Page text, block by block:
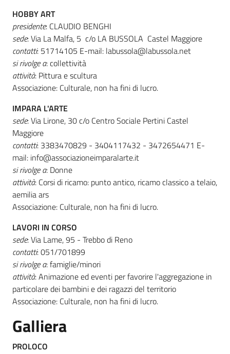
HOBBY ART
presidente: CLAUDIO BENGHI
sede: Via La Malfa, 5 c/o LA BUSSOLA Castel Maggiore
contatti: 51714105 E-mail: labussola@labussola.net
si rivolge a: collettività
attività: Pittura e scultura
Associazione: Culturale, non ha fini di lucro.
IMPARA L'ARTE
sede: Via Lirone, 30 c/o Centro Sociale Pertini Castel
Maggiore
contatti: 3383470829 - 3404117432 - 3472654471 E-
mail: info@associazioneimparalarte.it
si rivolge a: Donne
attività: Corsi di ricamo: punto antico, ricamo classico a telaio,
aemilia ars
Associazione: Culturale, non ha fini di lucro.
LAVORI IN CORSO
sede: Via Lame, 95 - Trebbo di Reno
contatti: 051/701899
si rivolge a: famiglie/minori
attività: Animazione ed eventi per favorire l'aggregazione in
particolare dei bambini e dei ragazzi del territorio
Associazione: Culturale, non ha fini di lucro.
Galliera
PROLOCO